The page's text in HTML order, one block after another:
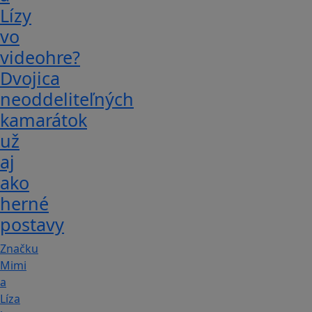
Lízy
vo
videohre?
Dvojica
neoddeliteľných
kamarátok
už
aj
ako
herné
postavy
Značku
Mimi
a
Líza